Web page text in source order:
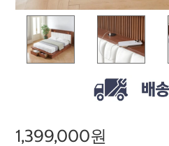
1,399,000원